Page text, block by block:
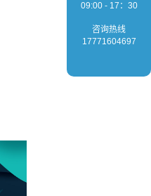
09:00 - 17：30
咨询热线
17771604697